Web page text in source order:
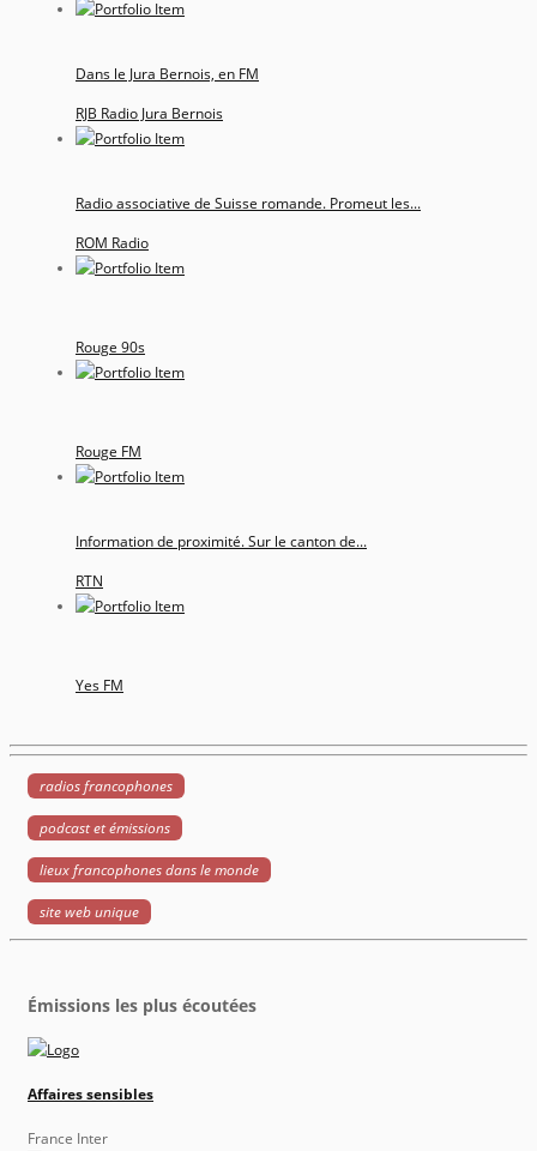
Dans le Jura Bernois, en FM
RJB Radio Jura Bernois
Radio associative de Suisse romande. Promeut les...
ROM Radio
Rouge 90s
Rouge FM
Information de proximité. Sur le canton de...
RTN
Yes FM
radios francophones
podcast et émissions
lieux francophones dans le monde
site web unique
Émissions les plus écoutées
Affaires sensibles
France Inter